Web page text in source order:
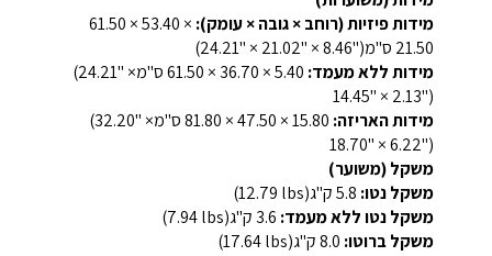
מידות פיזיות (רוחב × גובה × עומק): ‎61.50 × 53.40 ×
21.50 ס"מ‎ (24.21" × 21.02" × 8.46")
מידות ללא מעמד:
‎61.50 × 36.70 × 5.40 ס"מ‎ (24.21" ×
14.45" × 2.13")
מידות האריזה:
‎81.80 × 47.50 × 15.80 ס"מ‎ (32.20" ×
18.70" × 6.22")
משקל (משוער)
משקל נטו:
משקל נטו ללא מעמד:
משקל ברוטו: